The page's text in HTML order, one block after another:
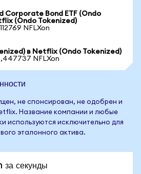
Corporate Bond ETF (Ondo
(Ondo Tokenized)
NFLXon
в Netflix (Ondo Tokenized)
NFLXon
не спонсирован, не одобрен и
Название компании и любые
используются исключительно для
эталонного актива.
секунды